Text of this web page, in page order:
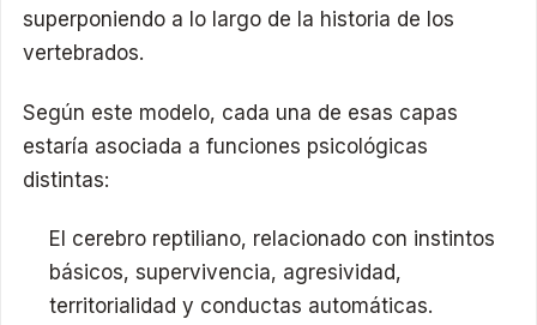
superponiendo a lo largo de la historia de los
vertebrados.
Según este modelo, cada una de esas capas
estaría asociada a funciones psicológicas
distintas:
El cerebro reptiliano, relacionado con instintos
básicos, supervivencia, agresividad,
territorialidad y conductas automáticas.